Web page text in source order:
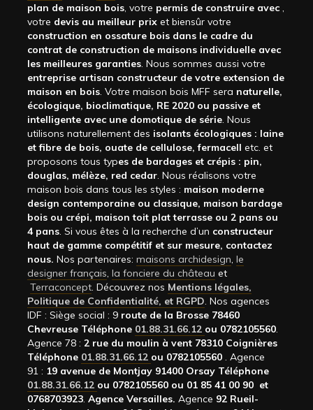
plan de maison bois, votre permis de construire avec ,
votre devis au meilleur prix et biensûr votre
construction en ossature bois dans le cadre du
contrat de construction de maisons individuelle avec
les meilleures garanties. Nous sommes aussi votre
entreprise artisan constructeur de votre extension de
maison en bois. Votre maison bois MFF sera naturelle,
écologique, bioclimatique, RE 2020 ou passive et
intelligente avec une domotique de série. Nous
utilisons naturellement des isolants écologiques : laine
et fibre de bois, ouate de cellulose, fermacell etc. et
proposons tous types de bardages et crépis : pin,
douglas, mélèze, red cedar. Nous réalisons votre
maison bois dans tous les styles : maison moderne
design contemporaine ou classique, maison bardage
bois ou crépi, maison toit plat terrasse ou 2 pans ou
4 pans. Si vous êtes à la recherche d’un constructeur
haut de gamme compétitif et sur mesure, contactez
nous. Nos partenaires: maisons archidesign, le
designer français, la fonciere du château et
Terraconcept. Découvrez nos Mentions légales,
Politique de Confidentialité, et RGPD. Nos agences
IDF : Siège social : 9 route de la Brosse 78460
Chevreuse Téléphone 01.88.31.66.12 ou 0782105560.
Agence 78 : 2 rue du moulin à vent 78310 Coignières
Téléphone 01.88.31.66.12 ou 0782105560 . Agence
91 : 19 avenue de Montjay 91400 Orsay Téléphone
01.88.31.66.12 ou 0782105560 ou 01 85 41 00 90 et
0768703923. Agence Versailles. Agence 92 Rueil-